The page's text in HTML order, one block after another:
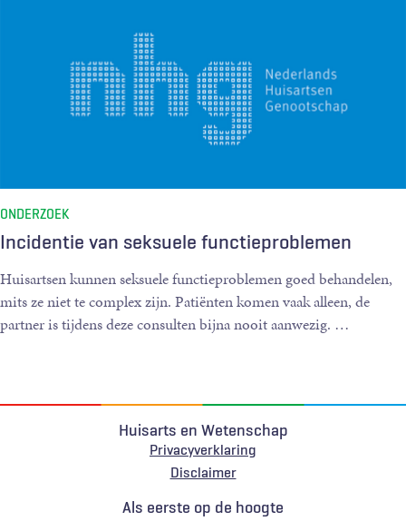
Incidentie van seksuele functieproblemen
ONDERZOEK
Huisartsen kunnen seksuele functieproblemen goed behandelen,
mits ze niet te complex zijn. Patiënten komen vaak alleen, de
partner is tijdens deze consulten bijna nooit aanwezig. …
Huisarts en Wetenschap
Privacyverklaring
Voet
Disclaimer
Als eerste op de hoogte